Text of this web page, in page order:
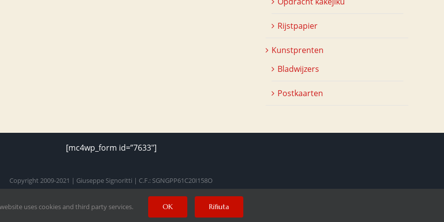
Rijstpapier
Kunstprenten
Bladwijzers
Postkaarten
[mc4wp_form id=”7633″]
Copyright 2009-2021 | Giuseppe Signoritti | C.F.: SGNGPP61C20I158O
Facebook
TwitterInstagram
PinterestYouTube
uses cookies and third party services. OK Rifiuta